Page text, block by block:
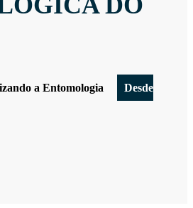
a Entomologia
Desde